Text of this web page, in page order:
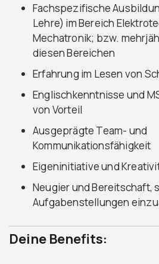
Fachspezifische
Lehre) im Bereich
Mechatronik; bzw.
diesen Bereichen
Erfahrung im Lesen von
Englischkenntnisse und
von Vorteil
Ausgeprägte Team- und
Kommunikationsfähigkeit
Eigeninitiative und
Neugier und Bereitschaft,
Aufgabenstellungen
Deine Benefits: